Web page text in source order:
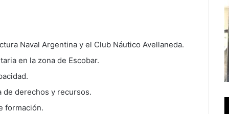
Naval Argentina y el Club Náutico Avellaneda.
en la zona de Escobar.
de derechos y recursos.
formación.